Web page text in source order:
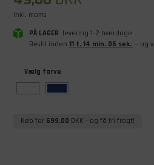
Inkl. moms
PÅ LAGER levering 1-2 hverdage
Bestil inden 11 t. 14 min. 04 sek. – og
Vælg farve
Køb for 699,00 DKK - og få fri fragt!